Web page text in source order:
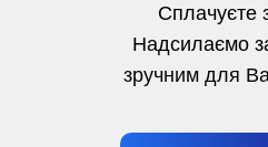
Сплачуєте
Надсилаємо
зручним для